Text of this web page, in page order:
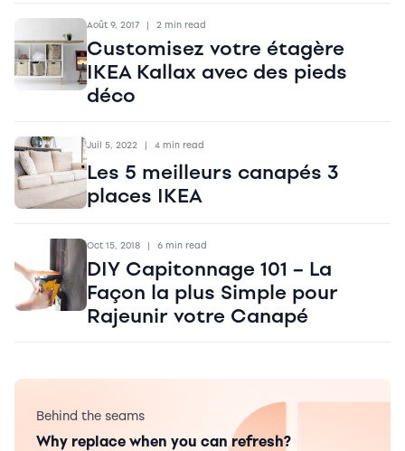
Août 9, 2017 | 2 min read
Customisez votre étagère
IKEA Kallax avec des pieds
déco
Juil 5, 2022 | 4 min read
Les 5 meilleurs canapés 3
places IKEA
Oct 15, 2018 | 6 min read
DIY Capitonnage 101 – La
Façon la plus Simple pour
Rajeunir votre Canapé
Behind the seams
Why replace when you can refresh?